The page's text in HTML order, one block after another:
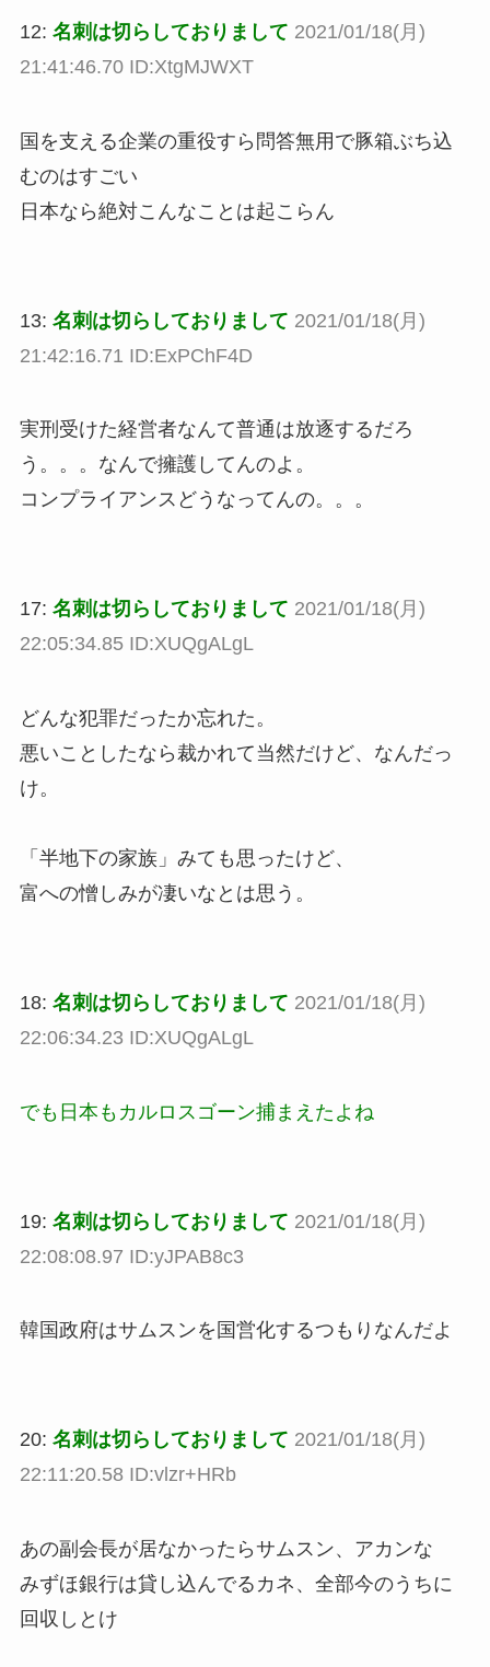
12: 名刺は切らしておりまして 2021/01/18(月)
21:41:46.70 ID:XtgMJWXT
国を支える企業の重役すら問答無用で豚箱ぶち込
むのはすごい
日本なら絶対こんなことは起こらん
13: 名刺は切らしておりまして 2021/01/18(月)
21:42:16.71 ID:ExPChF4D
実刑受けた経営者なんて普通は放逐するだろ
う。。。なんで擁護してんのよ。
コンプライアンスどうなってんの。。。
17: 名刺は切らしておりまして 2021/01/18(月)
22:05:34.85 ID:XUQgALgL
どんな犯罪だったか忘れた。
悪いことしたなら裁かれて当然だけど、なんだっ
け。
「半地下の家族」みても思ったけど、
富への憎しみが凄いなとは思う。
18: 名刺は切らしておりまして 2021/01/18(月)
22:06:34.23 ID:XUQgALgL
でも日本もカルロスゴーン捕まえたよね
19: 名刺は切らしておりまして 2021/01/18(月)
22:08:08.97 ID:yJPAB8c3
韓国政府はサムスンを国営化するつもりなんだよ
20: 名刺は切らしておりまして 2021/01/18(月)
22:11:20.58 ID:vlzr+HRb
あの副会長が居なかったらサムスン、アカンな
みずほ銀行は貸し込んでるカネ、全部今のうちに
回収しとけ